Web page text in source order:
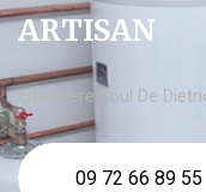
ARTISAN
chaudière fioul De
09 72 66 89 55